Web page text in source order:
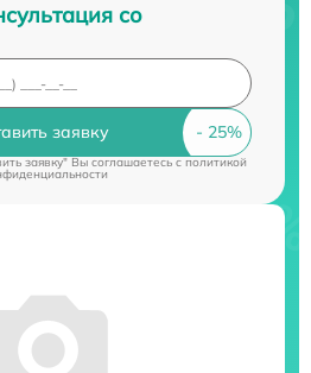
со
заявку
заявку" Вы соглашаетесь cполитикой